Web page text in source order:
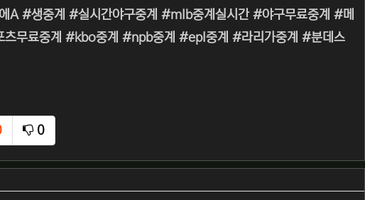
#생중계 #실시간야구중계 #mlb중계실시간 #야구무료중계 #메
츠무료중계 #kbo중계 #npb중계 #epl중계 #라리가중계 #분데스
0
비추천